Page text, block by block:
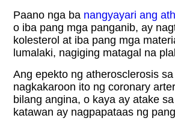
Paano nga ba nangyayari ang
o iba pang mga panganib, ay
kolesterol at iba pang mga
lumalaki, nagiging matagal na
Ang epekto ng atherosclerosis
nagkakaroon ito ng coronary
bilang angina, o kaya ay atake
katawan ay nagpapataas ng